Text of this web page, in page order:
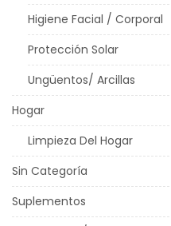
Higiene Facial / Corporal
Protección Solar
Ungüentos/ Arcillas
Hogar
Limpieza Del Hogar
Sin Categoría
Suplementos